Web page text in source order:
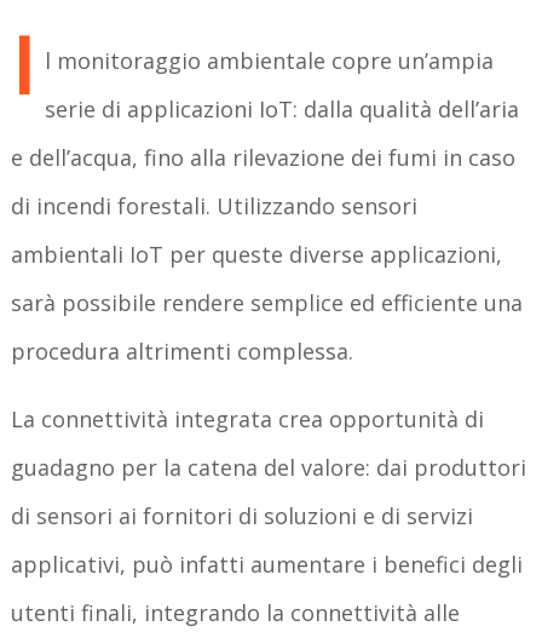
I l monitoraggio ambientale copre un’ampia
serie di applicazioni IoT: dalla qualità dell’aria
e dell’acqua, fino alla rilevazione dei fumi in caso
di incendi forestali. Utilizzando sensori
ambientali IoT per queste diverse applicazioni,
sarà possibile rendere semplice ed efficiente una
procedura altrimenti complessa.
La connettività integrata crea opportunità di
guadagno per la catena del valore: dai produttori
di sensori ai fornitori di soluzioni e di servizi
applicativi, può infatti aumentare i benefici degli
utenti finali, integrando la connettività alle